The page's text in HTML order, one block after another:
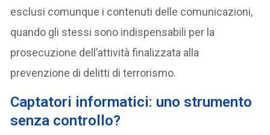
esclusi comunque i contenuti delle comunicazioni,
quando gli stessi sono indispensabili per la
prosecuzione dell’attività finalizzata alla
prevenzione di delitti di terrorismo.
Captatori informatici: uno strumento
senza controllo?